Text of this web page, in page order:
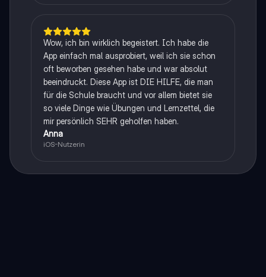
Wow, ich bin wirklich begeistert. Ich habe die
App einfach mal ausprobiert, weil ich sie schon
oft beworben gesehen habe und war absolut
beeindruckt. Diese App ist DIE HILFE, die man
für die Schule braucht und vor allem bietet sie
so viele Dinge wie Übungen und Lernzettel, die
mir persönlich SEHR geholfen haben.
Anna
iOS-Nutzerin